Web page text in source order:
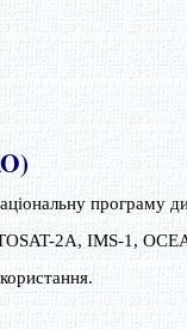
програму
2A, IMS-1,